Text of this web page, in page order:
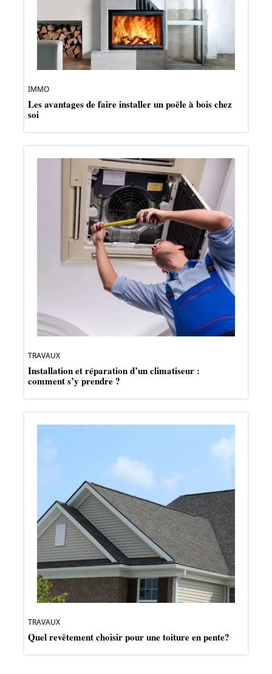
IMMO
Les avantages de faire installer un poêle à bois chez
soi
TRAVAUX
Installation et réparation d’un climatiseur :
comment s’y prendre ?
TRAVAUX
Quel revêtement choisir pour une toiture en pente?